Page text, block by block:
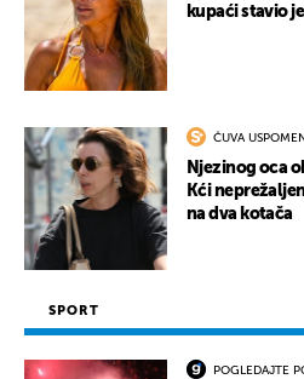
kupaći stavio
ČUVA
Njezinog oca
Kći
na dva kotača
SPORT
POGLEDAJTE